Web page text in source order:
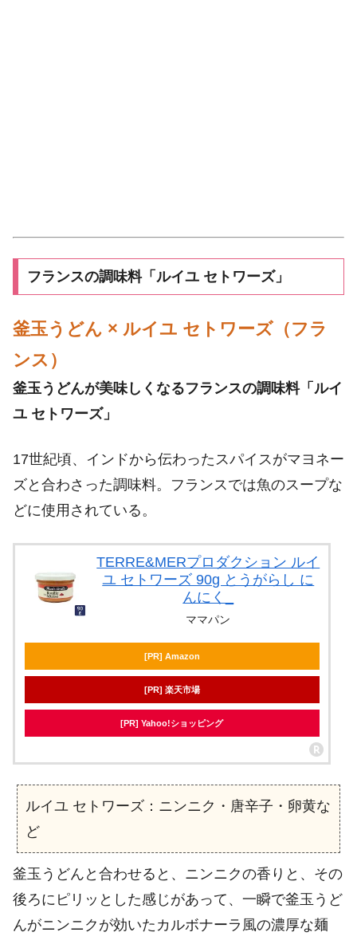
フランスの調味料「ルイユ セトワーズ」
釜玉うどん × ルイユ セトワーズ（フラ
ンス）
釜玉うどんが美味しくなるフランスの調味料「ルイ
ユ セトワーズ」
17世紀頃、インドから伝わったスパイスがマヨネー
ズと合わさった調味料。フランスでは魚のスープな
どに使用されている。
TERRE&MERプロダクション ルイ
ユ セトワーズ 90g とうがらし に
んにく_
ママパン
[PR] Amazon
[PR] 楽天市場
[PR] Yahoo!ショッピング
ルイユ セトワーズ：ニンニク・唐辛子・卵黄な
ど
釜玉うどんと合わせると、ニンニクの香りと、その
後ろにピリッとした感じがあって、一瞬で釜玉うど
んがニンニクが効いたカルボナーラ風の濃厚な麺